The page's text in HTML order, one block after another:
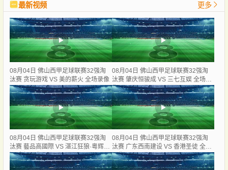
最新视频 更多
08月04日 佛山西甲足球联赛32强淘
汰赛 贪玩游戏 VS 美的薪火 全场录像
08月04日 佛山西甲足球联赛32强淘
汰赛 肇庆恒骏成 VS 三七互娱 全场录
像
08月04日 佛山西甲足球联赛32强淘
汰赛 藝品高國際 VS 湛江狂狼·粵辉能
源 全场录像
08月04日 佛山西甲足球联赛32强淘
汰赛 广东西南建设 VS 香港圣徒 全场
录像